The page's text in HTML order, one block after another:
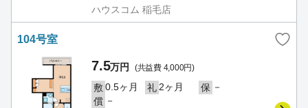
ハウスコム 稲毛店
104号室
7.5万円 (共益費 4,000円)
敷0.5ヶ月 礼 2ヶ月 保 －
償 －